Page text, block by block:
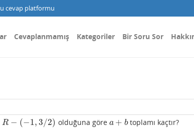
cevap platformu
Cevaplanmamış Kategoriler Bir Soru Sor
R − (−1,3/2)
R− (− 1,3/2) olduğuna göre a + b
a+b
toplamı kaçtır?